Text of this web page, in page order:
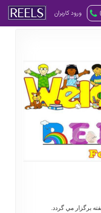
ورود کاربران
برگزار مي گردد.